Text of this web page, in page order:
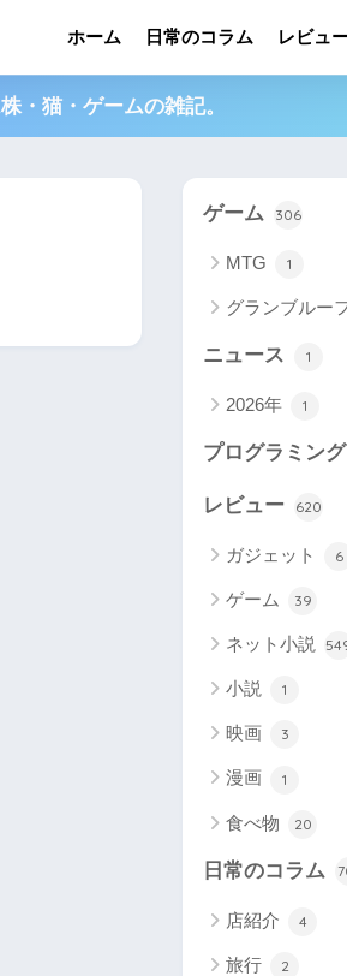
ホーム 日常のコラム レビュ
・猫・ゲームの雑記。
ゲーム 306
MTG 1
グランブルー
ニュース 1
2026年 1
プログラミング
レビュー 620
ガジェット 6
ゲーム 39
ネット小説
小説 1
映画 3
漫画 1
食べ物 20
日常のコラム
店紹介 4
旅行 2